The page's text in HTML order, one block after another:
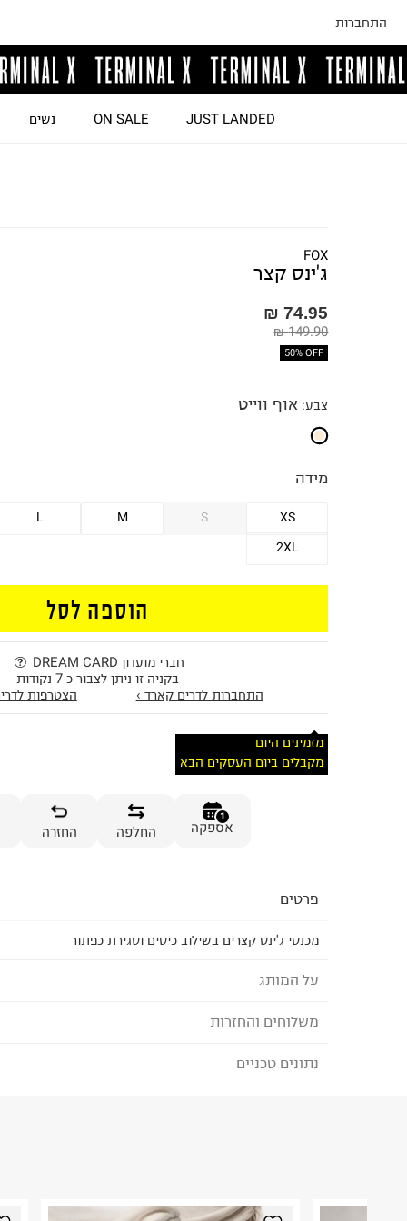
התחברות
JUST LANDED
ON SALE נשים
FOX
ג'ינס קצר
74.95 ₪
149.90 ₪
50% OFF
צבע: אוף ווייט
מידה
XS
S
M
L
2XL
הוספה לסל
חברי מועדון DREAM CARD
בקניה זו ניתן לצבור כ 7 נקודות
התחברות לדרים קארד ›
הצטרפות
מזמינים היום
מקבלים ביום העסקים הבא
1
אספקה החלפה החזרה
פרטים
מכנסי ג'ינס קצרים בשילוב כיסים וסגירת כפתור
על המותג
FOX - פוקס
משלוחים והחזרות
לבחירת בשיטת המשלוח המתאימה לכם,
נתונים טכניים